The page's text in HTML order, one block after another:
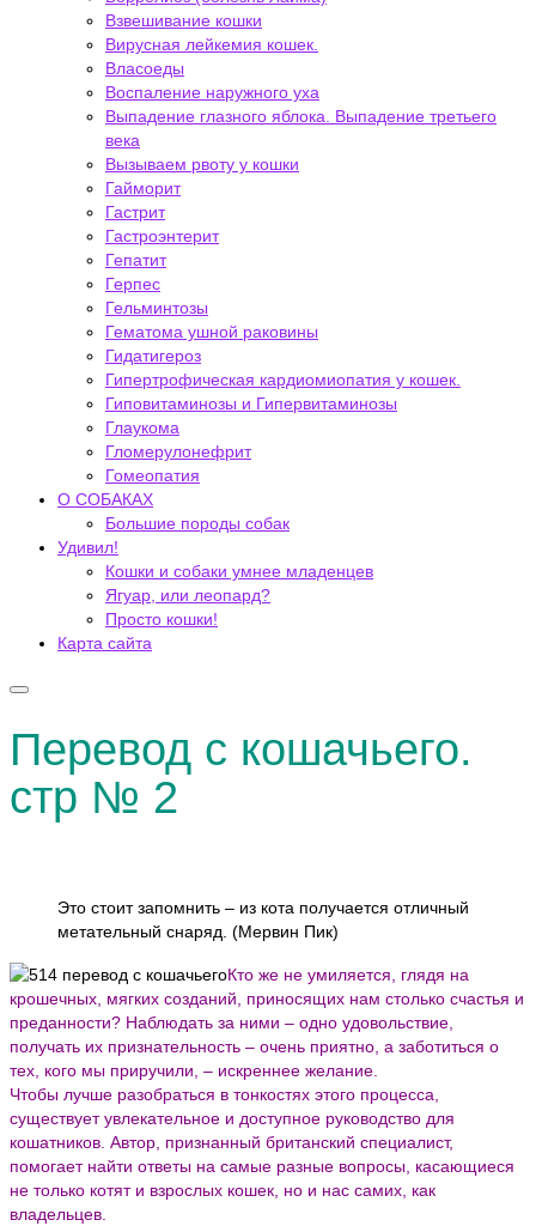
Взвешивание кошки
Вирусная лейкемия кошек.
Власоеды
Воспаление наружного уха
Выпадение глазного яблока. Выпадение третьего
века
Вызываем рвоту у кошки
Гайморит
Гастрит
Гастроэнтерит
Гепатит
Герпес
Гельминтозы
Гематома ушной раковины
Гидатигероз
Гипертрофическая кардиомиопатия у кошек.
Гиповитаминозы и Гипервитаминозы
Глаукома
Гломерулонефрит
Гомеопатия
О СОБАКАХ
Большие породы собак
Удивил!
Кошки и собаки умнее младенцев
Ягуар, или леопард?
Просто кошки!
Карта сайта
Перевод с кошачьего.
стр № 2
Это стоит запомнить – из кота получается отличный
метательный снаряд. (Мервин Пик)
Кто же не умиляется, глядя на
крошечных, мягких созданий, приносящих нам столько счастья и
преданности? Наблюдать за ними – одно удовольствие,
получать их признательность – очень приятно, а заботиться о
тех, кого мы приручили, – искреннее желание.
Чтобы лучше разобраться в тонкостях этого процесса,
существует увлекательное и доступное руководство для
кошатников. Автор, признанный британский специалист,
помогает найти ответы на самые разные вопросы, касающиеся
не только котят и взрослых кошек, но и нас самих, как
владельцев.